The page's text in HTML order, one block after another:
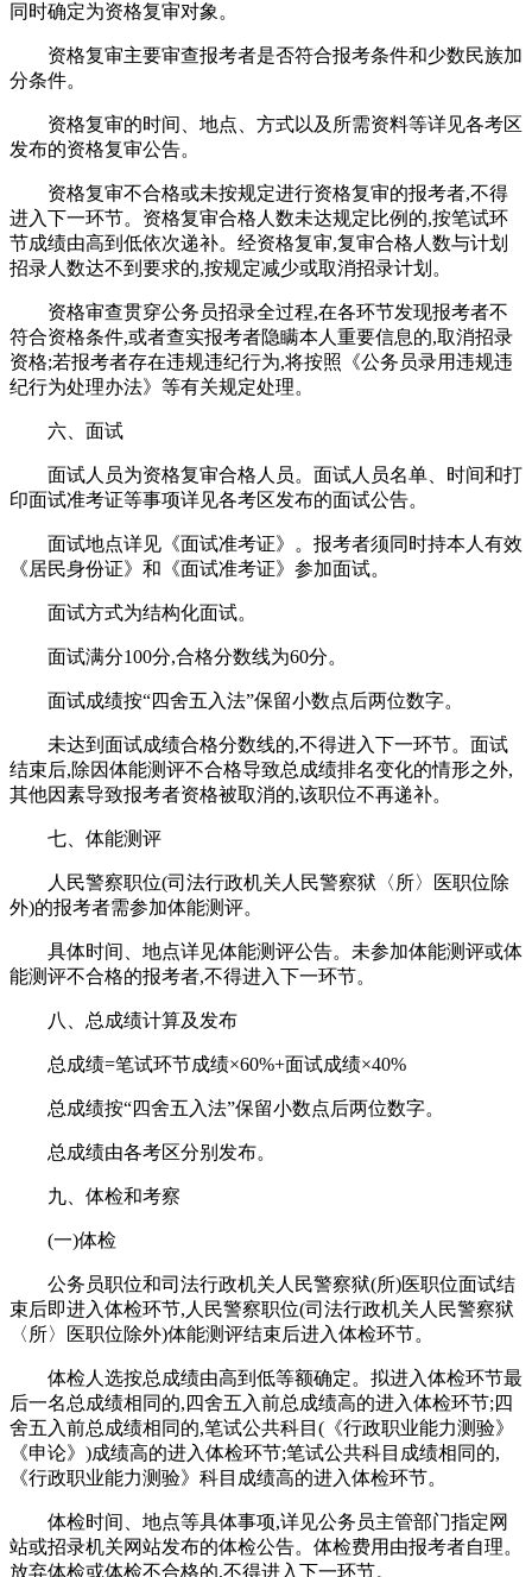
同时确定为资格复审对象。
资格复审主要审查报考者是否符合报考条件和少数民族加
分条件。
资格复审的时间、地点、方式以及所需资料等详见各考区
发布的资格复审公告。
资格复审不合格或未按规定进行资格复审的报考者,不得
进入下一环节。资格复审合格人数未达规定比例的,按笔试环
节成绩由高到低依次递补。经资格复审,复审合格人数与计划
招录人数达不到要求的,按规定减少或取消招录计划。
资格审查贯穿公务员招录全过程,在各环节发现报考者不
符合资格条件,或者查实报考者隐瞒本人重要信息的,取消招录
资格;若报考者存在违规违纪行为,将按照《公务员录用违规违
纪行为处理办法》等有关规定处理。
六、面试
面试人员为资格复审合格人员。面试人员名单、时间和打
印面试准考证等事项详见各考区发布的面试公告。
面试地点详见《面试准考证》。报考者须同时持本人有效
《居民身份证》和《面试准考证》参加面试。
面试方式为结构化面试。
面试满分100分,合格分数线为60分。
面试成绩按“四舍五入法”保留小数点后两位数字。
未达到面试成绩合格分数线的,不得进入下一环节。面试
结束后,除因体能测评不合格导致总成绩排名变化的情形之外,
其他因素导致报考者资格被取消的,该职位不再递补。
七、体能测评
人民警察职位(司法行政机关人民警察狱〈所〉医职位除
外)的报考者需参加体能测评。
具体时间、地点详见体能测评公告。未参加体能测评或体
能测评不合格的报考者,不得进入下一环节。
八、总成绩计算及发布
总成绩=笔试环节成绩×60%+面试成绩×40%
总成绩按“四舍五入法”保留小数点后两位数字。
总成绩由各考区分别发布。
九、体检和考察
(一)体检
公务员职位和司法行政机关人民警察狱(所)医职位面试结
束后即进入体检环节,人民警察职位(司法行政机关人民警察狱
〈所〉医职位除外)体能测评结束后进入体检环节。
体检人选按总成绩由高到低等额确定。拟进入体检环节最
后一名总成绩相同的,四舍五入前总成绩高的进入体检环节;四
舍五入前总成绩相同的,笔试公共科目(《行政职业能力测验》
《申论》)成绩高的进入体检环节;笔试公共科目成绩相同的,
《行政职业能力测验》科目成绩高的进入体检环节。
体检时间、地点等具体事项,详见公务员主管部门指定网
站或招录机关网站发布的体检公告。体检费用由报考者自理。
放弃体检或体检不合格的,不得进入下一环节。